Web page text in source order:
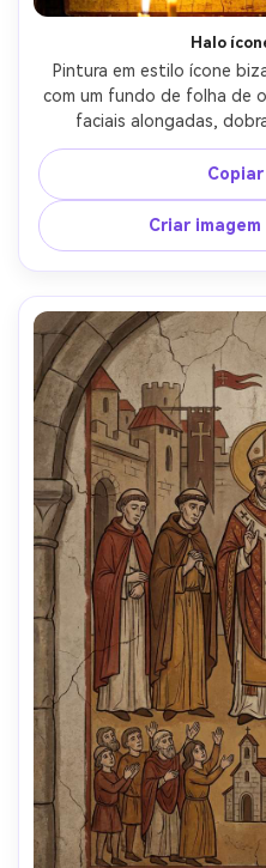
Halo
Pintura em estilo ícone
com um fundo de folha de
faciais alongadas,
sombreamento delicado de
estilo grego, halo
carimbados, pose sagrada
textura de verniz e
devocional, iconografia
Criar